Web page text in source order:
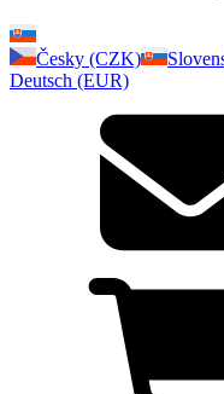
Česky (CZK)
Deutsch (EUR)